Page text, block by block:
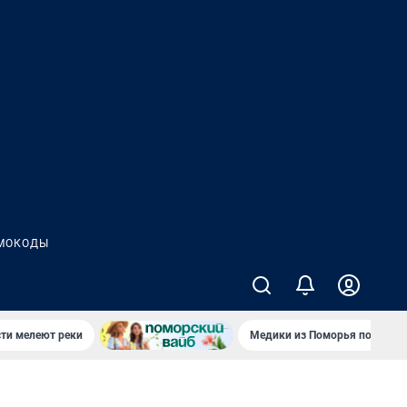
мелеют реки Медики из Поморья поехали